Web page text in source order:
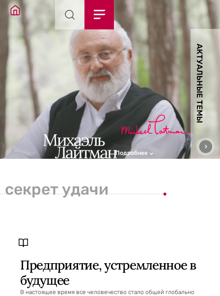
АКТУАЛЬНЫЕ ТЕМЫ
Подробнее
секрет удачи
Предприятие, устремленное в
будущее
В настоящее время все человечество стало общей глобально